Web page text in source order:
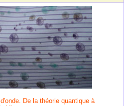
De la théorie quantique à